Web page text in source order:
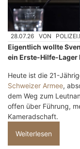
28.07.26 VON
Eigentlich wollte
ein Erste-Hilfe-Lager
Heute ist die 21-
Schweizer Armee,
dem Weg zum
offen über Führung,
Kameradschaft.
Weiterlesen